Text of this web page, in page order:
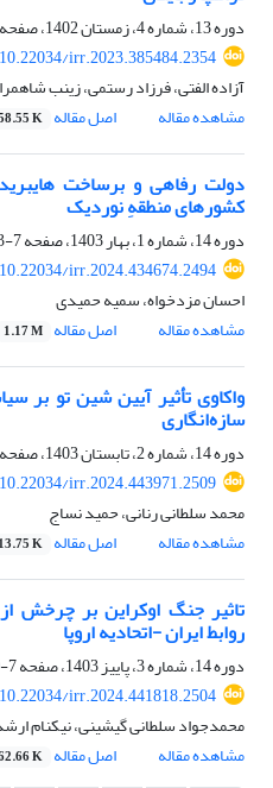
دوره 13، شماره 4، زمستان 1402، صفحه
10.22034/irr.2023.385484.2354
آزاده الفتی، فرزاد رستمی، زینب
مشاهده مقاله
اصل مقاله K
دولت رفاهی و برساخت
کشور‌های منطقهِ نوردیک
دوره 14، شماره 1، بهار 1403، صفحه
7-33
10.22034/irr.2024.434674.2494
احسان مزدخواه، سمیه حمیدی
مشاهده مقاله
اصل مقاله 1.17 M
واکاوی تأثیر آیین شین تو بر
سازه‌انگاری
دوره 14، شماره 2، تابستان 1403، صفحه
10.22034/irr.2024.443971.2509
محمد سلطانی رنانی، حمید نساج
مشاهده مقاله
اصل مقاله K
تاثیر جنگ اوکراین بر چرخش
روابط ایران -اتحادیه اروپا
دوره 14، شماره 3، پاییز 1403، صفحه
7-29
10.22034/irr.2024.441818.2504
محمدجواد سلطانی گیشینی، نیکنام
مشاهده مقاله
اصل مقاله K